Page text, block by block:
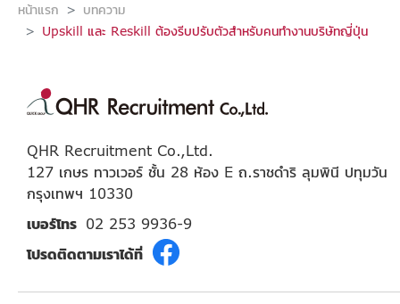
หน้าแรก
บทความ
Upskill และ Reskill ต้องรีบปรับตัวสำหรับคนทำงานบริษัทญี่ปุ่น
QHR Recruitment Co.,Ltd.
127 เกษร ทาวเวอร์ ชั้น 28 ห้อง E ถ.ราชดำริ ลุมพินี ปทุมวัน
กรุงเทพฯ 10330
เบอร์โทร 02 253 9936-9
โปรดติดตามเราได้ที่